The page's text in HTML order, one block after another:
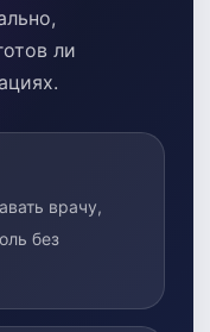
ли
врачу,
без